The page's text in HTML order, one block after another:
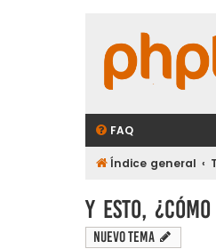
FAQ
Índice general
Y esto,
Nuevo Tema